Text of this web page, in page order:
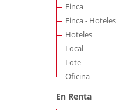
Finca
Finca - Hoteles
Hoteles
Local
Lote
Oficina
En Renta